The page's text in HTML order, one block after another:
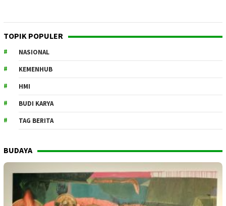
TOPIK POPULER
NASIONAL
KEMENHUB
HMI
BUDI KARYA
TAG BERITA
BUDAYA